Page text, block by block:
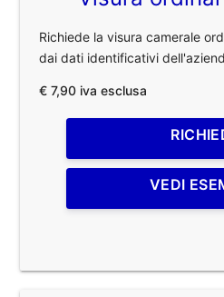
Richiede la visura camerale
dai dati identificativi
€ 7,90 iva esclusa
VEDI